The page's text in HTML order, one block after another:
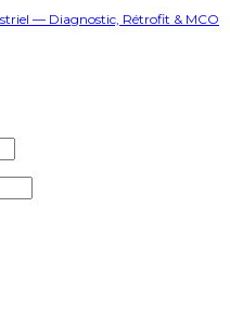
— Diagnostic, Rétrofit & MCO